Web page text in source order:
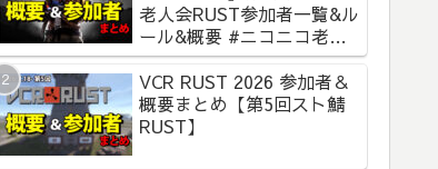
老人会RUST参加者一覧&ル
ール&概要 #ニコニコ老人
会RUST
VCR RUST 2026 参加者＆
概要まとめ【第5回スト鯖
RUST】